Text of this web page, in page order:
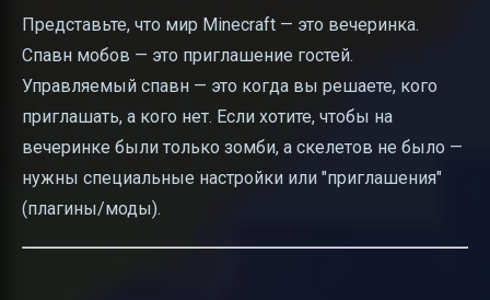
Представьте, что мир Minecraft — это вечеринка.
Спавн мобов — это приглашение гостей.
Управляемый спавн — это когда вы решаете, кого
приглашать, а кого нет. Если хотите, чтобы на
вечеринке были только зомби, а скелетов не было —
нужны специальные настройки или "приглашения"
(плагины/моды).